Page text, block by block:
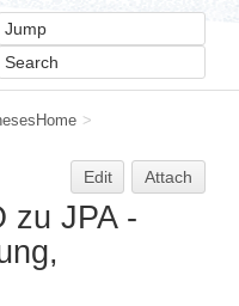
>
Edit Attach
zu JPA -